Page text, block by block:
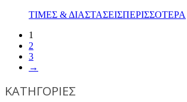
ΤΙΜΕΣ & ΔΙΑΣΤΑΣΕΙΣΠΕΡΙΣΣΟΤΕΡΑ
1
2
3
→
ΚΑΤΗΓΟΡΙΕΣ